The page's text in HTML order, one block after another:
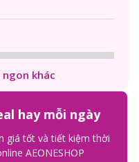
khác
hay mỗi ngày
giá tốt và tiết kiệm thời
AEONESHOP